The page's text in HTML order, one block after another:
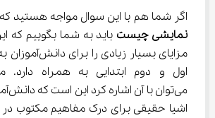
اگر شما هم با این سوال مواجه هستید که
نمایشی چیست باید به شما بگوییم که
مزایای بسیار